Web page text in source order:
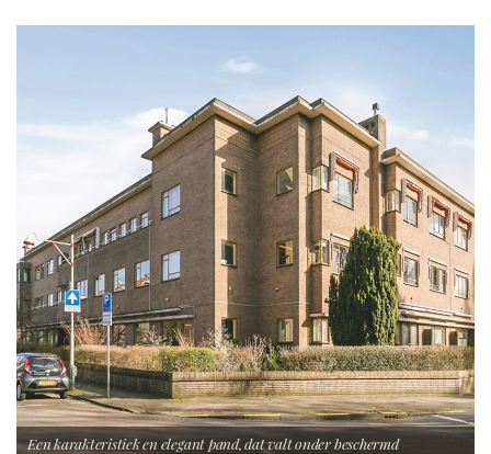
Een karakteristiek en elegant pand, dat valt onder beschermd